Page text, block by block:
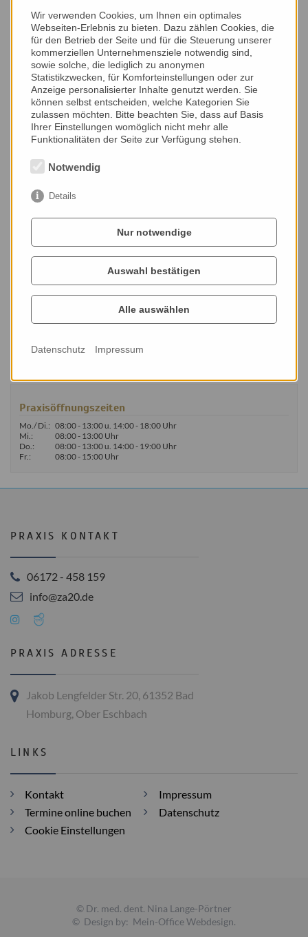
Ich bin noch klein, aber meine Mama Nina und Oma Sabine
sind immer nett zu mir.
Wenn ich mal groß bin, möchte ich auch Zahnärztin werden,
wie meine Mama.
Aber das dauert noch etwas....
Eure Leni Juna 🥰
Kontakt
Dr. med. dent. Nina Lange
Jakob Lengfelder Str. 20,
61352 Bad Homburg, Ober Eschbach
Tel.: 06172-458 159
Praxisöffnungszeiten
Mo./ Di.: 08:00 - 13:00 u. 14:00 - 18:00 Uhr
Mi.:
08:00 - 13:00 Uhr
Do.:
08:00 - 13:00 u. 14:00 - 19:00 Uhr
Fr.:
08:00 - 15:00 Uhr
PRAXIS KONTAKT
06172 - 458 159
info@za20.de
PRAXIS ADRESSE
Jakob Lengfelder Str. 20, 61352 Bad
Homburg, Ober Eschbach
LINKS
Kontakt
Termine online buchen
Cookie Einstellungen
Impressum
Datenschutz
© Dr. med. dent. Nina Lange-Pörtner
© Design by: Mein-Office Webdesign.
Wir verwenden Cookies, um Ihnen ein optimales
Webseiten-Erlebnis zu bieten. Dazu zählen Cookies, die
für den Betrieb der Seite und für die Steuerung unserer
kommerziellen Unternehmensziele notwendig sind,
sowie solche, die lediglich zu anonymen
Statistikzwecken, für Komforteinstellungen oder zur
Anzeige personalisierter Inhalte genutzt werden. Sie
können selbst entscheiden, welche Kategorien Sie
zulassen möchten. Bitte beachten Sie, dass auf Basis
Ihrer Einstellungen womöglich nicht mehr alle
Funktionalitäten der Seite zur Verfügung stehen.
Notwendig
Details
Nur notwendige
Auswahl bestätigen
Alle auswählen
Datenschutz Impressum